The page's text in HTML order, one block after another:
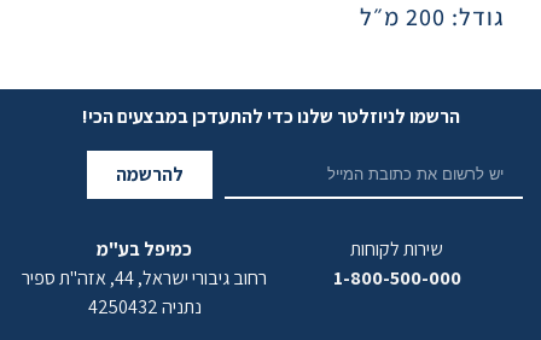
גודל: 200 מ״ל
הרשמו לניוזלטר שלנו כדי להתעדכן במבצעים הכי!
להרשמה
שירות לקוחות
1-800-500-000
כמיפל בע"מ
רחוב גיבורי ישראל, 44, אזה"ת ספיר
נתניה 4250432